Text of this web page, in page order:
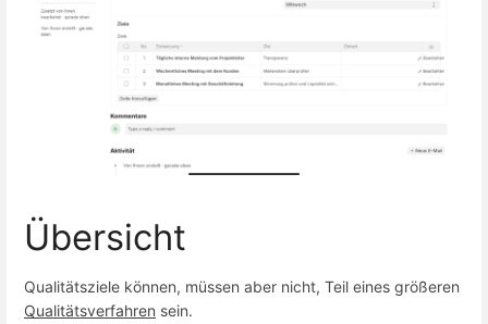
Übersicht
Qualitätsziele können, müssen aber nicht, Teil eines größeren
Qualitätsverfahren sein.